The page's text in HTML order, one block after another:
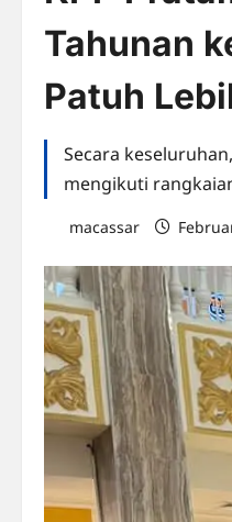
Tahunan
Patuh
Secara
mengikuti
macassar